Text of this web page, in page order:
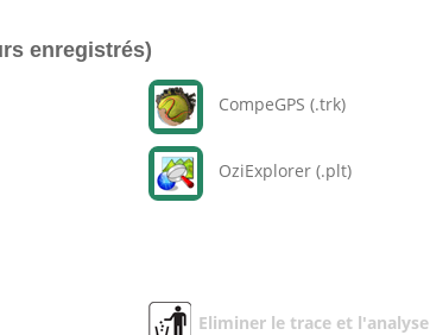
enregistrés)
CompeGPS (.trk)
OziExplorer (.plt)
Eliminer le trace et l'analyse